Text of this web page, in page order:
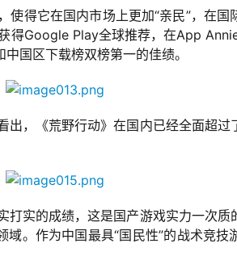
使得它在国内市场上更加“亲民”，在
得Google Play全球推荐，在App
国区下载榜双榜第一的佳绩。
，《荒野行动》在国内已经全面超过
实的成绩，这是国产游戏实力一次质
。作为中国最具“国民性”的战术竞技